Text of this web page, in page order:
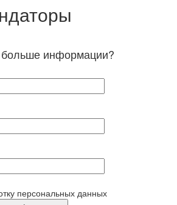
больше информации?
персональных данных